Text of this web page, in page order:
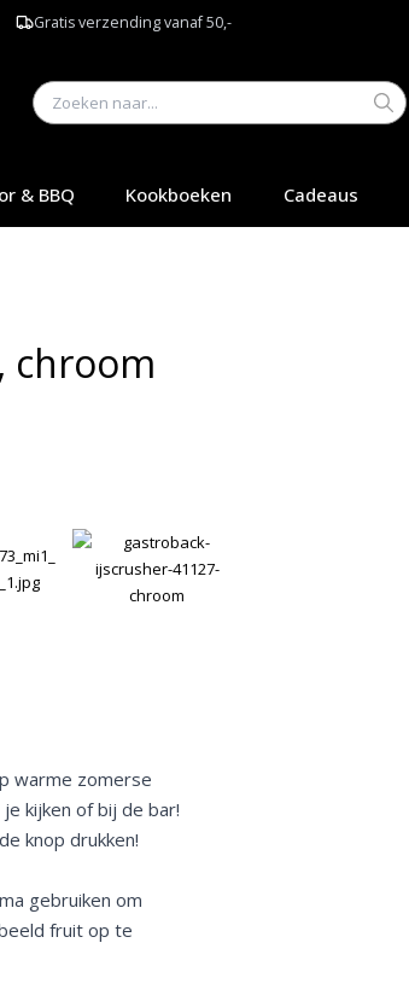
Gratis verzending vanaf 50,-
& BBQ Kookboeken Cadeaus
chroom
warme zomerse
kijken of bij de bar!
knop drukken!
gebruiken om
fruit op te